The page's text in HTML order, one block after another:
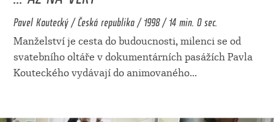
Pavel Koutecký / Česká republika / 1998 / 14 min. 0 sec.
Manželství je cesta do budoucnosti, milenci se od
svatebního oltáře v dokumentárních pasážích Pavla
Kouteckého vydávají do animovaného...